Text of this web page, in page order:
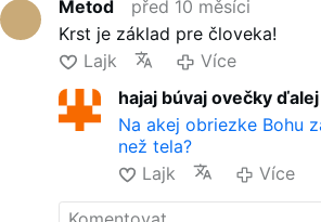
Metod
před 10 měsíci
Krst je základ pre človeka!
Lajk
Více
hajaj búvaj ovečky ďalej
Na akej obriezke Bohu
než tela?
Lajk
Více